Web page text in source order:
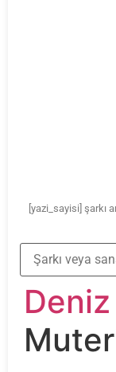
[yazi_sayisi] şarkı